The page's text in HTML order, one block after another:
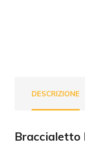
DESCRIZIONE
Braccialetto